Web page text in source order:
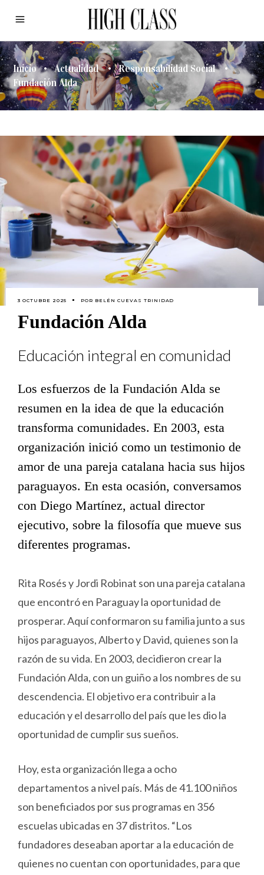
Inicio • Actualidad • Responsabilidad Social •
Fundación Alda
3 OCTUBRE 2025 POR BELÉN CUEVAS TRINIDAD
Fundación Alda
Educación integral en comunidad
Los esfuerzos de la Fundación Alda se
resumen en la idea de que la educación
transforma comunidades. En 2003, esta
organización inició como un testimonio de
amor de una pareja catalana hacia sus hijos
paraguayos. En esta ocasión, conversamos
con Diego Martínez, actual director
ejecutivo, sobre la filosofía que mueve sus
diferentes programas.
Rita Rosés y Jordi Robinat son una pareja catalana
que encontró en Paraguay la oportunidad de
prosperar. Aquí conformaron su familia junto a sus
hijos paraguayos, Alberto y David, quienes son la
razón de su vida. En 2003, decidieron crear la
Fundación Alda, con un guiño a los nombres de su
descendencia. El objetivo era contribuir a la
educación y el desarrollo del país que les dio la
oportunidad de cumplir sus sueños.
Hoy, esta organización llega a ocho
departamentos a nivel país. Más de 41.100 niños
son beneficiados por sus programas en 356
escuelas ubicadas en 37 distritos. “Los
fundadores deseaban aportar a la educación de
quienes no cuentan con oportunidades, para que